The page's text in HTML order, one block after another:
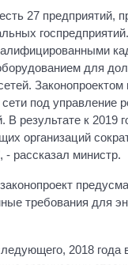
27 предприятий,
для
Законопроектом
сети под управление
В результате к 2019
организаций
- рассказал министр.
требования для
2018 года